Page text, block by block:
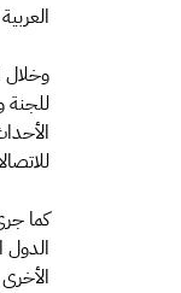
وخلال
للجنة
كما
الدول